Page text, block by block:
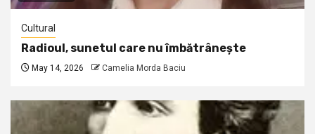
Cultural
Radioul, sunetul care nu îmbătrânește
May 14, 2026 Camelia Morda Baciu